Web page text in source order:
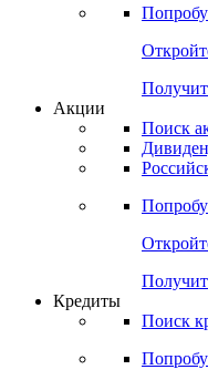
Акции
Поиск
Кредиты
Поиск